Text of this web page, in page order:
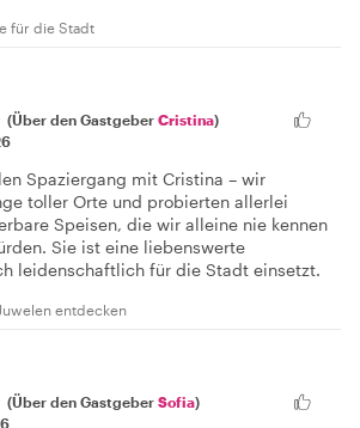
für die Stadt
(Über den Gastgeber Cristina)
Spaziergang mit Cristina – wir
toller Orte und probierten allerlei
Speisen, die wir alleine nie kennen
Sie ist eine liebenswerte
leidenschaftlich für die Stadt einsetzt.
entdecken
(Über den Gastgeber Sofia)